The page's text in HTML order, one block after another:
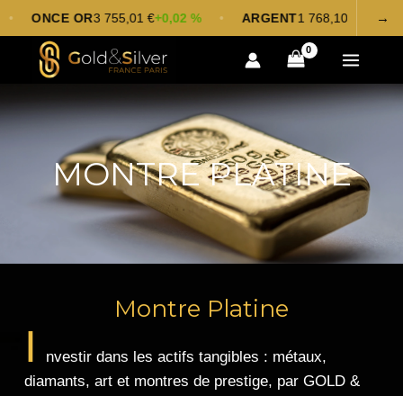
OR3 755,01 €+0,02 % • ARGENT1 768,10 €+0,30 % •
→
au
contenu
MONTRE PLATINE
Montre Platine
I
nvestir dans les actifs tangibles : métaux,
diamants, art et montres de prestige, par GOLD &